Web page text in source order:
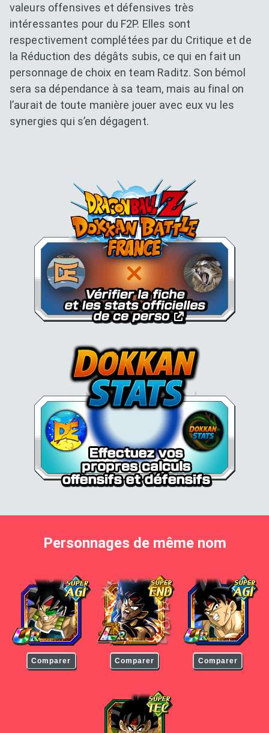
valeurs offensives et défensives très
intéressantes pour du F2P. Elles sont
respectivement complétées par du Critique et de
la Réduction des dégâts subis, ce qui en fait un
personnage de choix en team Raditz. Son bémol
sera sa dépendance à sa team, mais au final on
l’aurait de toute manière jouer avec eux vu les
synergies qui s’en dégagent.
Dokkan Essentials x Dragon
Personnages de même nom
Comparer Comparer Comparer